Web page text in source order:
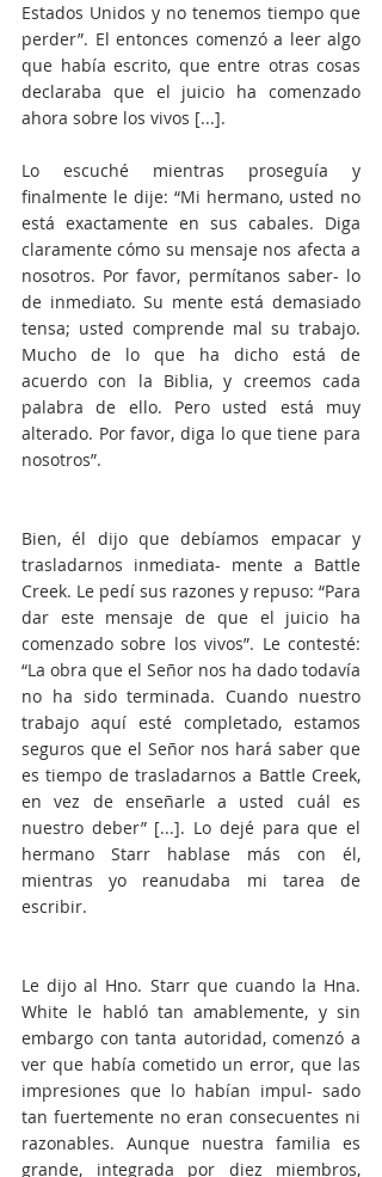
Estados Unidos y no tenemos tiempo que
perder”. El entonces comenzó a leer algo
que había escrito, que entre otras cosas
declaraba que el juicio ha comenzado
ahora sobre los vivos [...].
Lo escuché mientras proseguía y
finalmente le dije: “Mi hermano, usted no
está exactamente en sus cabales. Diga
claramente cómo su mensaje nos afecta a
nosotros. Por favor, permítanos saber- lo
de inmediato. Su mente está demasiado
tensa; usted comprende mal su trabajo.
Mucho de lo que ha dicho está de
acuerdo con la Biblia, y creemos cada
palabra de ello. Pero usted está muy
alterado. Por favor, diga lo que tiene para
nosotros”.
Bien, él dijo que debíamos empacar y
trasladarnos inmediata- mente a Battle
Creek. Le pedí sus razones y repuso: “Para
dar este mensaje de que el juicio ha
comenzado sobre los vivos”. Le contesté:
“La obra que el Señor nos ha dado todavía
no ha sido terminada. Cuando nuestro
trabajo aquí esté completado, estamos
seguros que el Señor nos hará saber que
es tiempo de trasladarnos a Battle Creek,
en vez de enseñarle a usted cuál es
nuestro deber” [...]. Lo dejé para que el
hermano Starr hablase más con él,
mientras yo reanudaba mi tarea de
escribir.
Le dijo al Hno. Starr que cuando la Hna.
White le habló tan amablemente, y sin
embargo con tanta autoridad, comenzó a
ver que había cometido un error, que las
impresiones que lo habían impul- sado
tan fuertemente no eran consecuentes ni
razonables. Aunque nuestra familia es
grande, integrada por diez miembros,